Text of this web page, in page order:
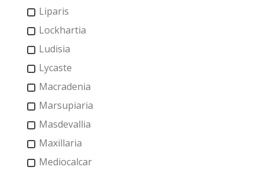
Liparis
Lockhartia
Ludisia
Lycaste
Macradenia
Marsupiaria
Masdevallia
Maxillaria
Mediocalcar